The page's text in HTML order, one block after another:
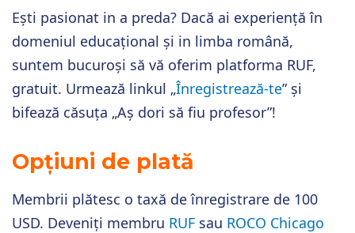
Ești pasionat in a preda? Dacă ai experiență în
domeniul educațional și in limba română,
suntem bucuroși să vă oferim platforma RUF,
gratuit. Urmează linkul „Înregistrează-te” și
bifează căsuța „Aș dori să fiu profesor”!
Opțiuni de plată
Membrii plătesc o taxă de înregistrare de 100
USD. Deveniți membru RUF sau ROCO Chicago